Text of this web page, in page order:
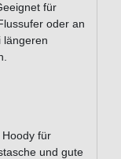
für
oder an
längeren
für
und gute